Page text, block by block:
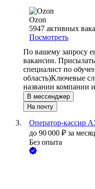
Ozon
5947 активных
Посмотреть
По вашему запросу
вакансии.
специалист по
область)Ключевые
названии компании
В мессенджер
На почту
Оператор-кассир
до 90 000 ₽ за
Без опыта